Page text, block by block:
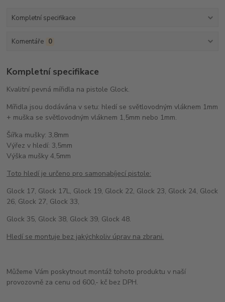
Kompletní specifikace
Komentáře 0
Kompletní specifikace
Kvalitní pevná mířidla na pistole Glock.
Mířidla jsou dodávána v setu: hledí se světlovodným vláknem 1mm
+ muška se světlovodným vláknem 1,5mm nebo 1mm.
Šířka mušky: 3,8mm
Výřez v hledí: 3,5mm
Výška mušky 4,5mm
Toto hledí je určeno pro samonabíjecí pistole:
Glock 17, Glock 17L, Glock 19, Glock 22, Glock 23, Glock 24, Glock
26, Glock 27, Glock 33,
Glock 35, Glock 38, Glock 39, Glock 48.
Hledí se montuje bez jakýchkoliv úprav na zbrani.
Můžeme Vám poskytnout montáž tohoto produktu v naší
provozovně za cenu od 600,- kč bez DPH.